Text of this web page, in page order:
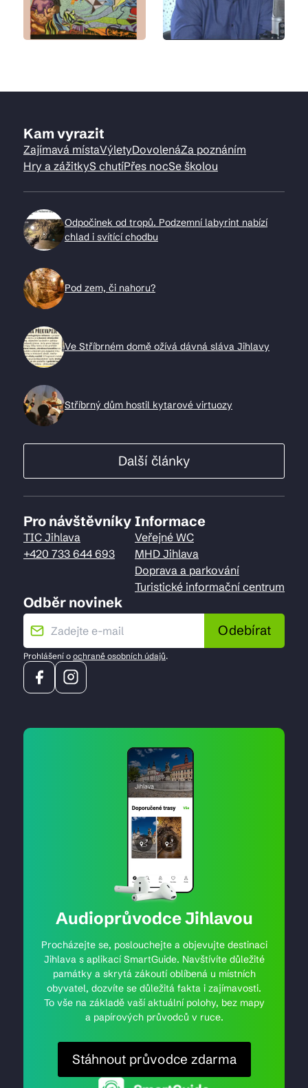
Kam vyrazit
Zajímavá místaVýletyDovolenáZa poznáním
Hry a zážitkyS chutíPřes nocSe školou
Odpočinek od tropů. Podzemní labyrint nabízí
chlad i svítící chodbu
Pod zem, či nahoru?
Ve Stříbrném domě ožívá dávná sláva Jihlavy
Stříbrný dům hostil kytarové virtuozy
Další články
Pro návštěvníky
TIC Jihlava
+420 733 644 693
Informace
Veřejné WC
MHD Jihlava
Doprava a parkování
Turistické informační centrum
Odběr novinek
Odebírat
Prohlášení o ochraně osobních údajů.
Audioprůvodce Jihlavou
Procházejte se, poslouchejte a objevujte destinaci
Jihlava s aplikací SmartGuide. Navštívíte důležité
památky a skrytá zákoutí oblíbená u místních
obyvatel, dozvíte se důležitá fakta i zajímavosti.
To vše na základě vaší aktuální polohy, bez mapy
a papírových průvodců v ruce.
Stáhnout průvodce zdarma